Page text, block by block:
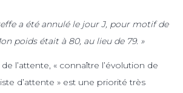
a été annulé le jour J, pour motif de
poids était à 80, au lieu de 79. »
l’attente, « connaître l’évolution de
d’attente » est une priorité très